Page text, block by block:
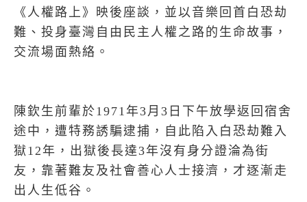
《人權路上》映後座談，並以音樂回首白恐劫
難、投身臺灣自由民主人權之路的生命故事，
交流場面熱絡。
陳欽生前輩於1971年3月 3 日下午放學返回宿舍
途中，遭特務誘騙逮捕，自此陷入白恐劫難入
獄 12年，出獄後長達3年沒有身分證淪為街
友，靠著難友及社會善心人士接濟，才逐漸走
出人生低谷。